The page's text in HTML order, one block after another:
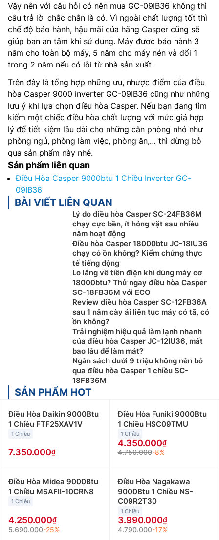
Vậy nên với câu hỏi có nên mua GC-09IB36 không thì
câu trả lời chắc chắn là có. Vì ngoài chất lượng tốt thì
chế độ bảo hành, hậu mãi của hãng Casper cũng sẽ
giúp bạn an tâm khi sử dụng. Máy được bảo hành 3
năm cho toàn bộ máy, 5 năm cho máy nén và đổi 1
trong 2 năm nếu có lỗi từ nhà sản xuất.
Trên đây là tổng hợp những ưu, nhược điểm của điều
hòa Casper 9000 inverter GC-09IB36 cũng như những
lưu ý khi lựa chọn điều hòa Casper. Nếu bạn đang tìm
kiếm một chiếc điều hòa chất lượng với mức giá hợp
lý để tiết kiệm lâu dài cho những căn phòng nhỏ như
phòng ngủ, phòng làm việc, phòng ăn,… thì đừng bỏ
qua sản phẩm này nhé.
Sản phẩm liên quan
Điều Hòa Casper 9000btu 1 Chiều Inverter GC-
09IB36
BÀI VIẾT LIÊN QUAN
Lý do điều hòa Casper SC-24FB36M
chạy cực bền, ít hỏng vặt sau nhiều
năm hoạt động
Điều hòa Casper 18000btu JC-18IU36
chạy có ồn không? Kiểm chứng thực
tế tiếng động
Lo lắng về tiền điện khi dùng máy cơ
18000btu? Thử ngay điều hòa Casper
SC-18FB36M với ECO
Review điều hòa Casper SC-12FB36A
sau 1 năm cày ải liên tục máy có tã, có
ồn không?
Trải nghiệm hiệu quả làm lạnh nhanh
của điều hòa Casper JC-12IU36, mất
bao lâu để làm mát?
Ngân sách dưới 9 triệu không nên bỏ
qua điều hòa Casper 1 chiều SC-
18FB36M
SẢN PHẨM HOT
Điều Hòa Daikin 9000Btu
1 Chiều FTF25XAV1V
1 Chiều
7.350.000
Điều Hòa Funiki 9000Btu
1 Chiều HSC09TMU
1 Chiều
4.350.000
4.750.000-8%
Điều Hòa Midea 9000Btu
1 Chiều MSAFII-10CRN8
1 Chiều
4.250.000
5.690.000-25%
Điều Hòa Nagakawa
9000Btu 1 Chiều NS-
C09R2T30
1 Chiều
3.990.000
4.790.000-17%